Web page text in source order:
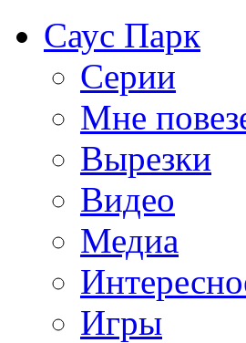
Саус Парк
Серии
Мне
Вырезки
Видео
Медиа
Игры